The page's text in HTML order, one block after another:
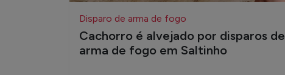
Disparo de arma de fogo
Cachorro é alvejado por disparos de
arma de fogo em Saltinho